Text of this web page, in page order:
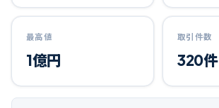
最高値
1億円
取引件数
320件